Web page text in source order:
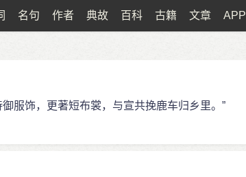
名句 作者 典故 百科 古籍 文章 APP
服饰，更著短布裳，与宣共挽鹿车归乡里。”